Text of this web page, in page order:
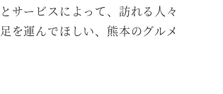
サービスによって、訪れる人々
を運んでほしい、熊本のグルメ